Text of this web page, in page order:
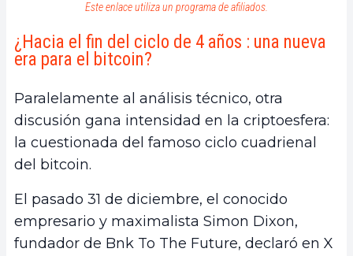
Este enlace utiliza un programa de afiliados.
¿Hacia el fin del ciclo de 4 años : una nueva
era para el bitcoin?
Paralelamente al análisis técnico, otra
discusión gana intensidad en la criptoesfera:
la cuestionada del famoso ciclo cuadrienal
del bitcoin.
El pasado 31 de diciembre, el conocido
empresario y maximalista Simon Dixon,
fundador de Bnk To The Future, declaró en X